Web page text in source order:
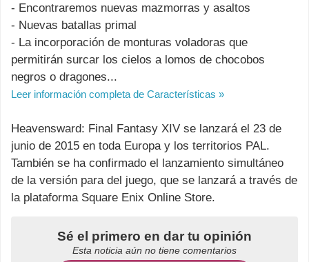
- Encontraremos nuevas mazmorras y asaltos
- Nuevas batallas primal
- La incorporación de monturas voladoras que
permitirán surcar los cielos a lomos de chocobos
negros o dragones...
Leer información completa de Características
Heavensward: Final Fantasy XIV se lanzará el 23 de
junio de 2015 en toda Europa y los territorios PAL.
También se ha confirmado el lanzamiento simultáneo
de la versión para del juego, que se lanzará a través de
la plataforma Square Enix Online Store.
Sé el primero en dar tu opinión
Esta noticia aún no tiene comentarios